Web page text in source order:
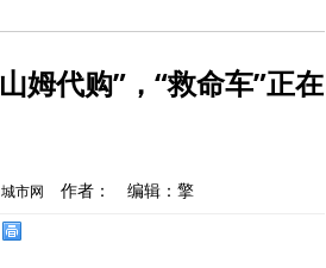
姆代购”，“救命车”正在
市网 作者： 编辑：擎